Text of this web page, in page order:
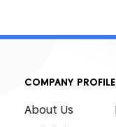
COMPANY PROFILE
About Us